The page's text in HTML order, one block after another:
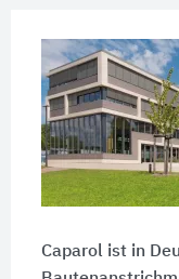
Caparol ist in